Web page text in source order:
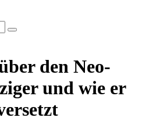
den Neo-
und wie er